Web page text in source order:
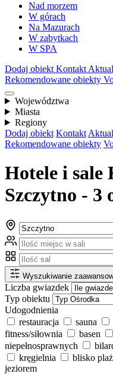
Nad morzem
W górach
Na Mazurach
W zabytkach
W SPA
Dodaj obiekt Kontakt
Rekomendowane obiekty
Województwa
Miasta
Regiony
Dodaj obiekt Kontakt
Rekomendowane obiekty
Hotele i sale
Szczytno - 3
Wyszukiwanie
Liczba gwiazdek
Typ obiektu
Udogodnienia
restauracja
sauna
fitness/siłownia
basen
niepełnosprawnych
kręgielnia
blisko
jeziorem